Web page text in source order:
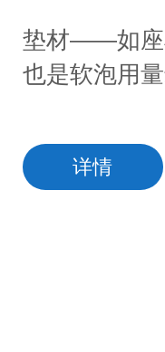
垫材——如座
也是软泡用
详情